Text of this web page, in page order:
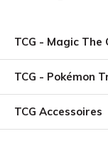
TCG - Magic The
TCG - Pokémon
TCG Accessoires